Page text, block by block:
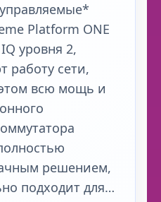
Platform ONE
уровня 2,
работу сети,
всю мощь и
решением,
подходит для…